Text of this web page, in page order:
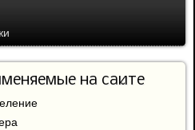
на сайте